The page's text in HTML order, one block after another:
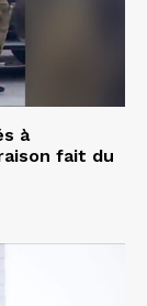
à
fait du